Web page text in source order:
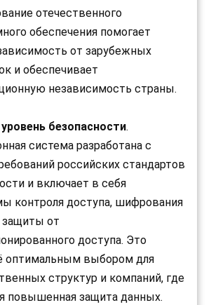
отечественного
обеспечения помогает
от зарубежных
и обеспечивает
независимость страны.
безопасности.
система разработана с
российских стандартов
и включает в себя
контроля доступа, шифрования
от
доступа. Это
оптимальным выбором для
структур и компаний, где
повышенная защита данных.